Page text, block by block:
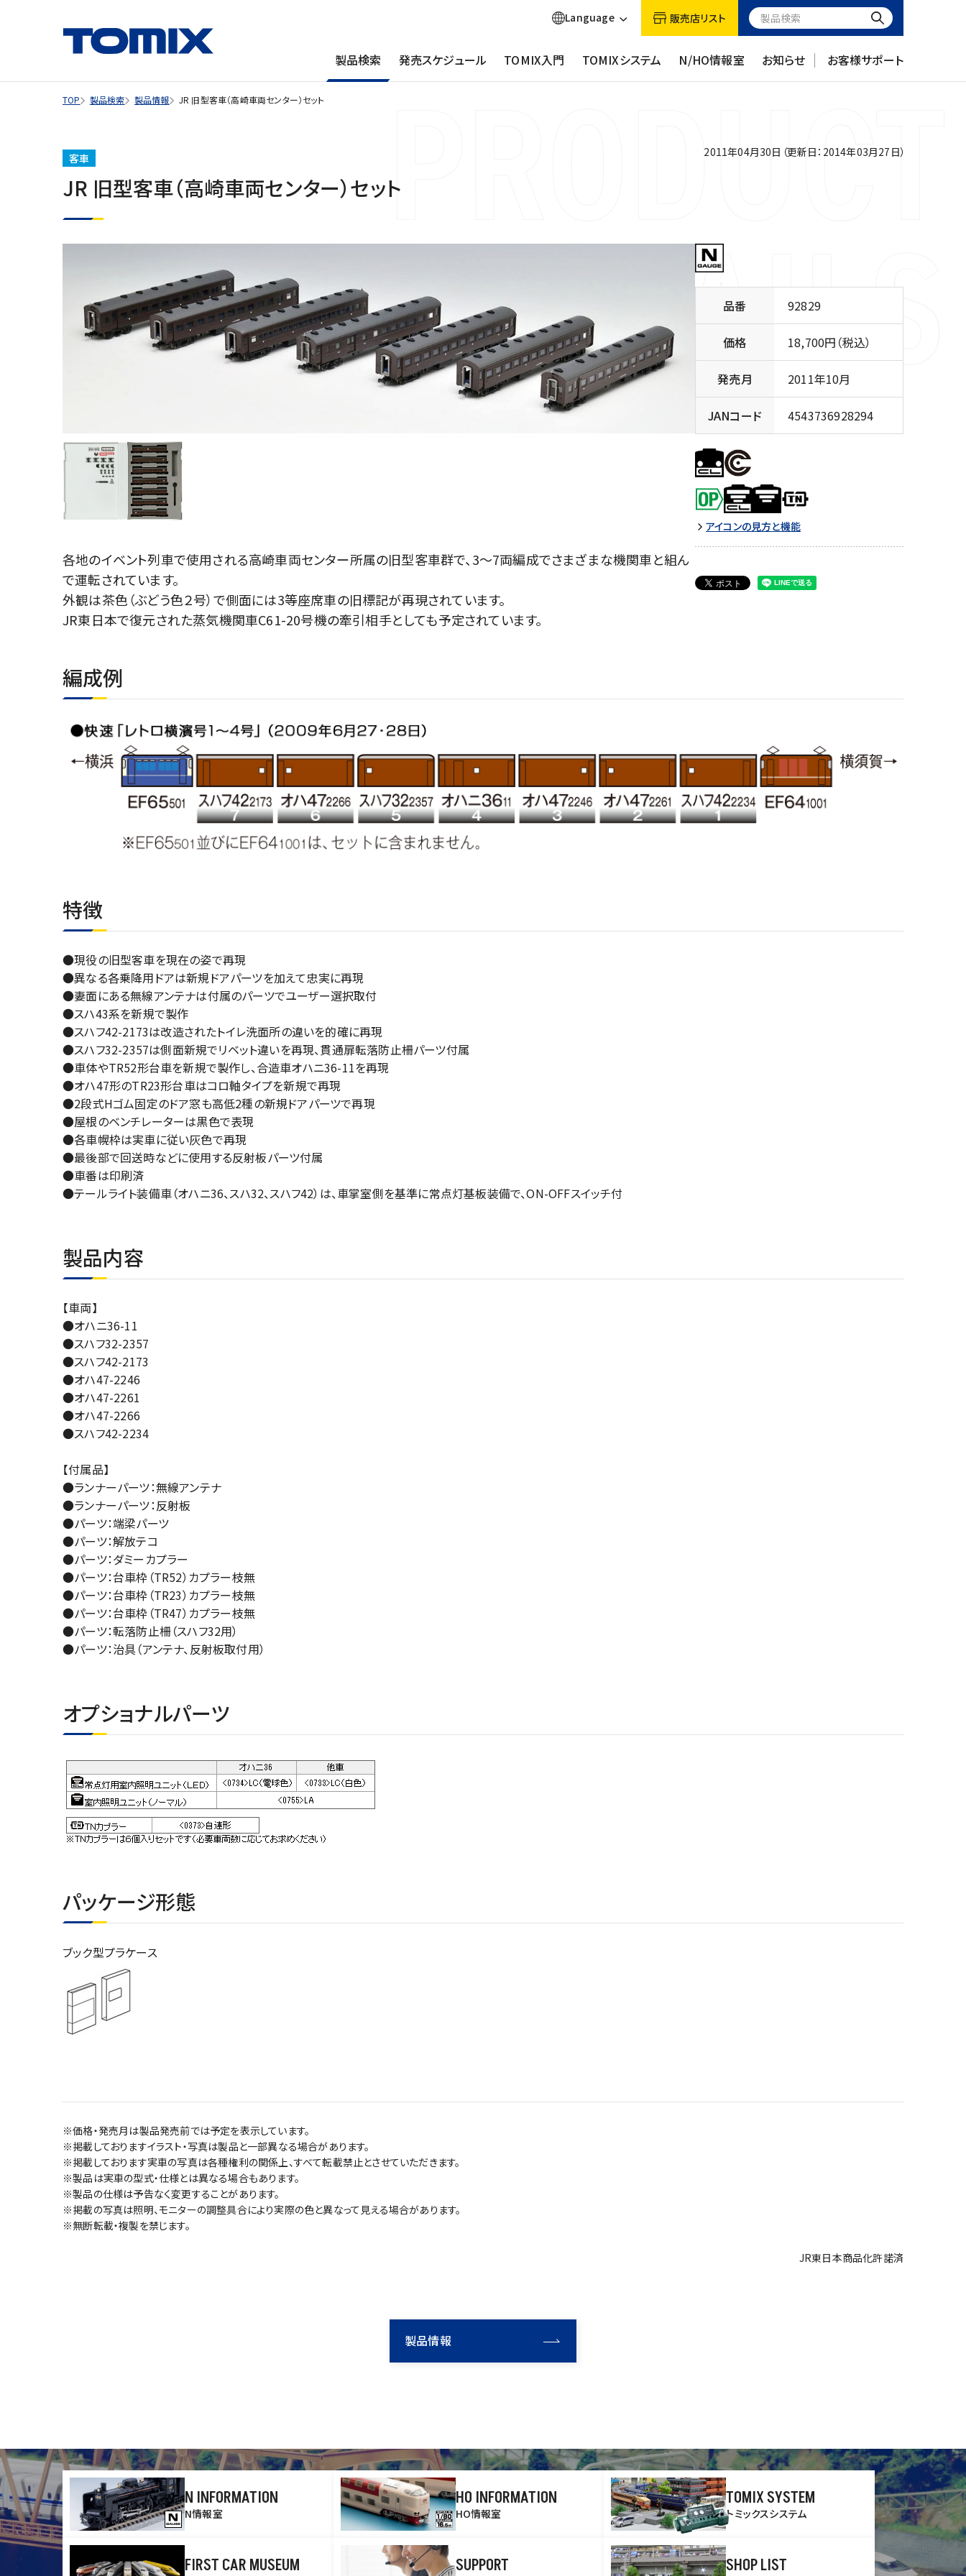
製品検索 発売スケジュール TOMIX入門 TOMIXシステム N/HO情報室 お知らせ お客様サポート
Language 販売店リスト
TOP 製品検索 製品情報 JR 旧型客車（高崎車両センター）セット
客車
JR 旧型客車（高崎車両センター）セット
2011年04月30日（更新日：2014年03月27日）
各地のイベント列車で使用される高崎車両センター所属の旧型客車群で、3～7両編成でさまざまな機関車と組ん
で運転されています。
外観は茶色（ぶどう色２号）で側面には3等座席車の旧標記が再現されています。
JR東日本で復元された蒸気機関車C61-20号機の牽引相手としても予定されています。
品番 92829
価格 18,700円（税込）
発売月 2011年10月
JANコード 4543736928294
アイコンの見方と機能
編成例
特徴
●現役の旧型客車を現在の姿で再現
●異なる各乗降用ドアは新規ドアパーツを加えて忠実に再現
●妻面にある無線アンテナは付属のパーツでユーザー選択取付
●スハ43系を新規で製作
●スハフ42-2173は改造されたトイレ洗面所の違いを的確に再現
●スハフ32-2357は側面新規でリベット違いを再現、貫通扉転落防止柵パーツ付属
●車体やTR52形台車を新規で製作し、合造車オハニ36-11を再現
●オハ47形のTR23形台車はコロ軸タイプを新規で再現
●2段式Hゴム固定のドア窓も高低2種の新規ドアパーツで再現
●屋根のベンチレーターは黒色で表現
●各車幌枠は実車に従い灰色で再現
●最後部で回送時などに使用する反射板パーツ付属
●車番は印刷済
●テールライト装備車（オハニ36、スハ32、スハフ42）は、車掌室側を基準に常点灯基板装備で、ON-OFFスイッチ付
製品内容
【車両】
●オハニ36-11
●スハフ32-2357
●スハフ42-2173
●オハ47-2246
●オハ47-2261
●オハ47-2266
●スハフ42-2234
【付属品】
●ランナーパーツ：無線アンテナ
●ランナーパーツ：反射板
●パーツ：端梁パーツ
●パーツ：解放テコ
●パーツ：ダミーカプラー
●パーツ：台車枠（TR52）カプラー枝無
●パーツ：台車枠（TR23）カプラー枝無
●パーツ：台車枠（TR47）カプラー枝無
●パーツ：転落防止柵（スハフ32用）
●パーツ：治具（アンテナ、反射板取付用）
オプショナルパーツ
パッケージ形態
ブック型プラケース
※価格・発売月は製品発売前では予定を表示しています。
※掲載しておりますイラスト・写真は製品と一部異なる場合があります。
※掲載しております実車の写真は各種権利の関係上、すべて転載禁止とさせていただきます。
※製品は実車の型式・仕様とは異なる場合もあります。
※製品の仕様は予告なく変更することがあります。
※掲載の写真は照明、モニターの調整具合により実際の色と異なって見える場合があります。
※無断転載・複製を禁じます。
JR東日本商品化許諾済
製品情報
N INFORMATION
N情報室
HO INFORMATION
HO情報室
TOMIX SYSTEM
トミックスシステム
FIRST CAR MUSEUM SUPPORT SHOP LIST